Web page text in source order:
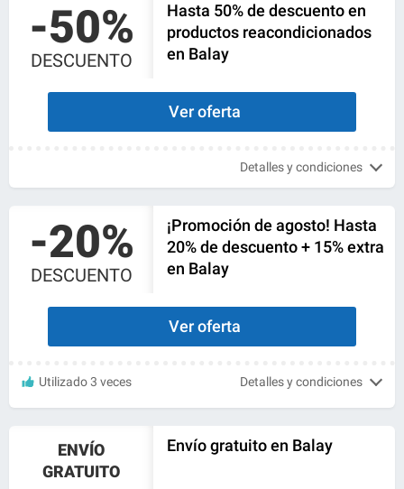
-50%
DESCUENTO
Hasta 50% de descuento en
productos reacondicionados
en Balay
Ver oferta
Detalles y condiciones
-20%
DESCUENTO
¡Promoción de agosto! Hasta
20% de descuento + 15% extra
en Balay
Ver oferta
Utilizado 3 veces Detalles y condiciones
ENVÍO
GRATUITO
Envío gratuito en Balay